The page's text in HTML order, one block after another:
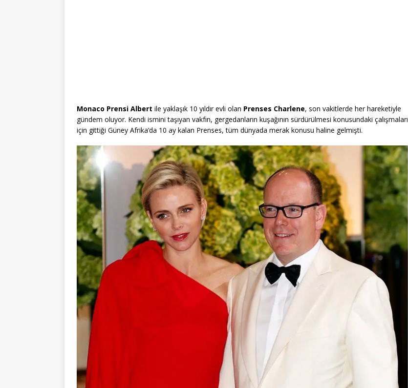
Monaco Prensi Albert ile yaklaşık 10 yıldır evli olan Prenses Charlene, son vakitlerde her hareketiyle
gündem oluyor. Kendi ismini taşıyan vakfın, gergedanların kuşağının sürdürülmesi konusundaki çalışmaları
için gittiği Güney Afrika’da 10 ay kalan Prenses, tüm dünyada merak konusu haline gelmişti.